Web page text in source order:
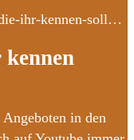
ihr-kennen-soll…
in den